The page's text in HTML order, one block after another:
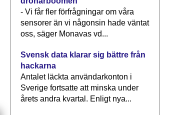
- Vi får fler förfrågningar om våra
sensorer än vi någonsin hade väntat
oss, säger Monavas vd...
Svensk data klarar sig bättre från
hackarna
Antalet läckta användarkonton i
Sverige fortsatte att minska under
årets andra kvartal. Enligt nya...